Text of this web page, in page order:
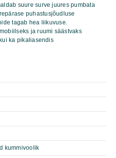
suure surve juures pumbata
puhastusjõudluse
tagab hea liikuvuse.
ja ruumi säästvaks
ka pikaliasendis
kummivoolik